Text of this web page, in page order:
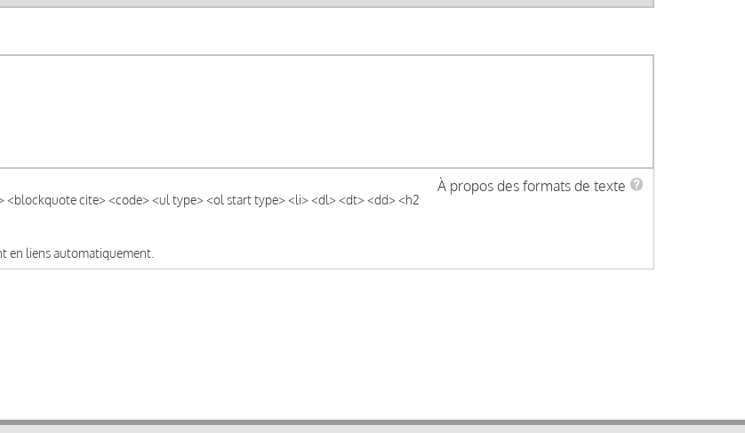
À propos des formats de texte
<blockquote cite> <code> <ul type> <ol start type> <li> <dl> <dt> <dd> <h2
en liens automatiquement.